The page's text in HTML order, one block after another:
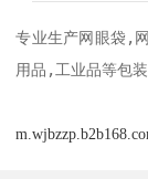
专业生产网眼袋,
用品,工业品等包